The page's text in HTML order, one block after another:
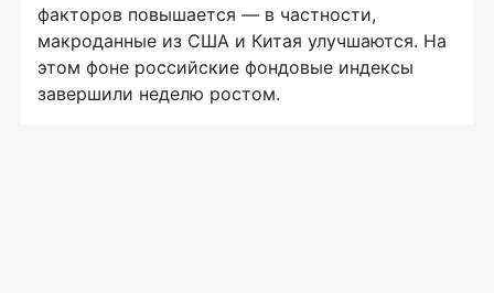
факторов повышается — в частности,
макроданные из США и Китая улучшаются. На
этом фоне российские фондовые индексы
завершили неделю ростом.